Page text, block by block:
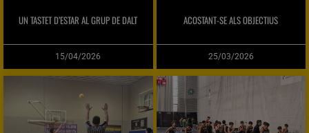
UN TASTET D’ESTAR AL GRUP DE DALT
15/04/2026
ACOSTANT-SE ALS OBJECTIUS
25/03/2026